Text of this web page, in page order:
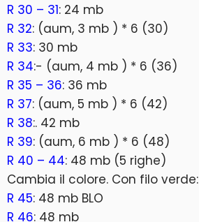
R 30 – 31: 24 mb
R 32: (aum, 3 mb ) * 6 (30)
R 33: 30 mb
R 34:- (aum, 4 mb ) * 6 (36)
R 35 – 36: 36 mb
R 37: (aum, 5 mb ) * 6 (42)
R 38:. 42 mb
R 39: (aum, 6 mb ) * 6 (48)
R 40 – 44: 48 mb (5 righe)
Cambia il colore. Con filo verde:
R 45: 48 mb BLO
R 46: 48 mb